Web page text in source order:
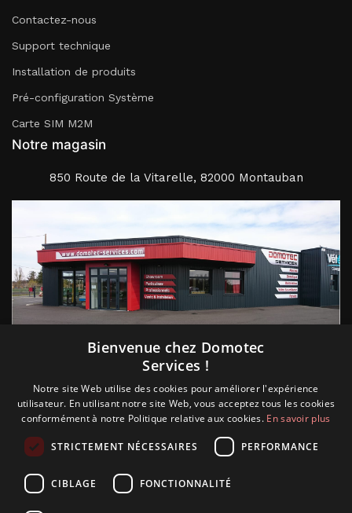
Contactez-nous
Support technique
Installation de produits
Pré-configuration Système
Carte SIM M2M
Notre magasin
850 Route de la Vitarelle, 82000 Montauban
Suivez nous
Bienvenue chez Domotec
Services !
Notre site Web utilise des cookies pour améliorer l'expérience
utilisateur. En utilisant notre site Web, vous acceptez tous les cookies
conformément à notre Politique relative aux cookies. En savoir plus
STRICTEMENT NÉCESSAIRES PERFORMANCE
CIBLAGE FONCTIONNALITÉ